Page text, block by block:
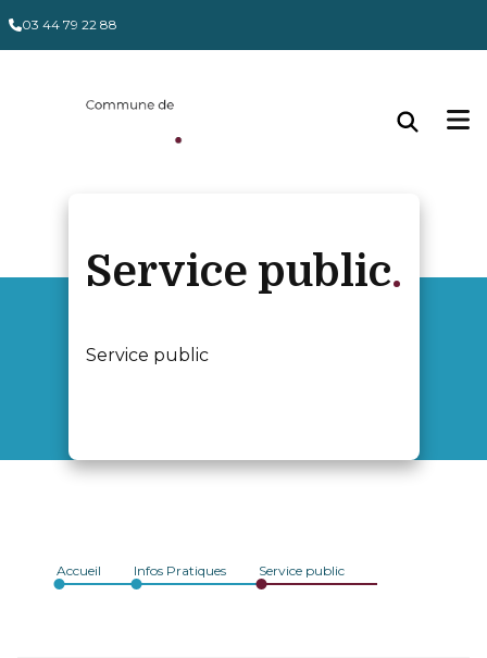
03 44 79 22 88
Service public
Service public
Accueil Infos Pratiques Service public